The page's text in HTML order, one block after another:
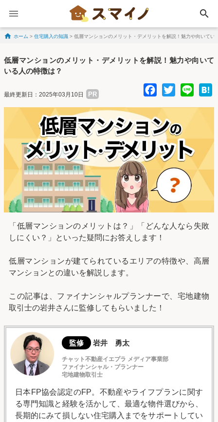
search
Skip to content
ホーム > 住宅購入の知識 > 低層マンションのメリット・デメリットを解説！魅力や向いてい
低層マンションのメリット・デメリットを解説！魅力や向いて
いる人の特徴は？
最終更新日：2025年03月10日 PR
「低層マンションのメリットは？」「どんな人なら失敗
しにくい？」といった疑問にお答えします！
低層マンションが建てられているエリアの特徴や、高層
マンションとの違いを解説します。
この記事は、ファイナンシャルプランナーで、宅地建物
取引士の岩井さんに監修してもらいました！
監修 岩井 勇太
チャット不動産イエプラ メディア事業部
ファイナンシャル・プランナー
宅地建物取引士
日本FP協会認定のFP。不動産やライフプランに関す
る専門知識と経験を活かして、最適な物件選びから、
長期的にみて損しない住宅購入までをサポートしてい